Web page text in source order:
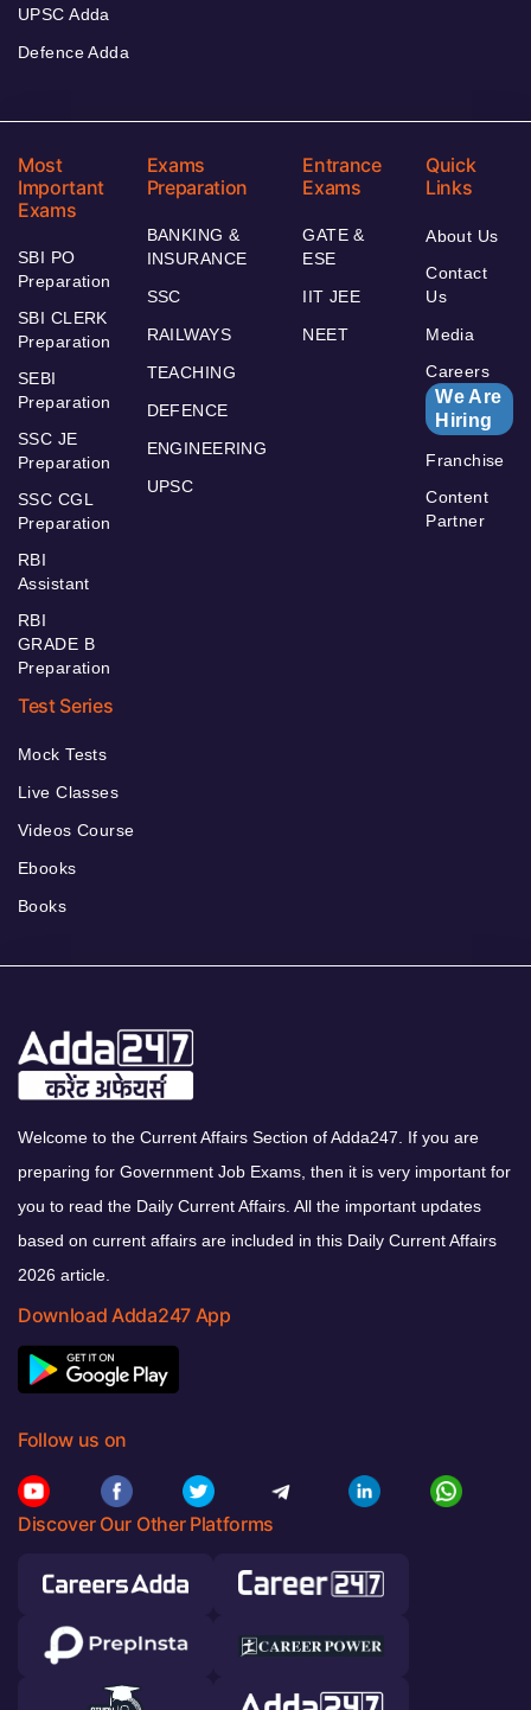
UPSC Adda
Defence Adda
Most
Important
Exams
SBI PO
Preparation
SBI CLERK
Preparation
SEBI
Preparation
SSC JE
Preparation
SSC CGL
Preparation
RBI
Assistant
RBI
GRADE B
Preparation
Exams
Preparation
BANKING &
INSURANCE
SSC
RAILWAYS
TEACHING
DEFENCE
ENGINEERING
UPSC
Entrance
Exams
GATE &
ESE
IIT JEE
NEET
Quick
Links
About Us
Contact
Us
Media
Careers
We Are
Hiring
Franchise
Content
Partner
Test Series
Mock Tests
Live Classes
Videos Course
Ebooks
Books
Welcome to the Current Affairs Section of Adda247. If you are
preparing for Government Job Exams, then it is very important for
you to read the Daily Current Affairs. All the important updates
based on current affairs are included in this Daily Current Affairs
2026 article.
Download Adda247 App
Follow us on
Discover Our Other Platforms